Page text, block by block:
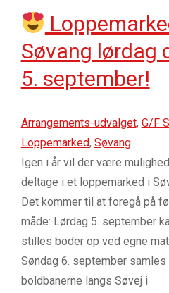
Søvang lørdag
5. september!
Arrangements-udvalget, G/F
Loppemarked, Søvang
Igen i år vil der være
deltage i et loppemarked i
Det kommer til at foregå på
måde: Lørdag 5. september
stilles boder op ved egne
Søndag 6. september samles
boldbanerne langs Søvej i